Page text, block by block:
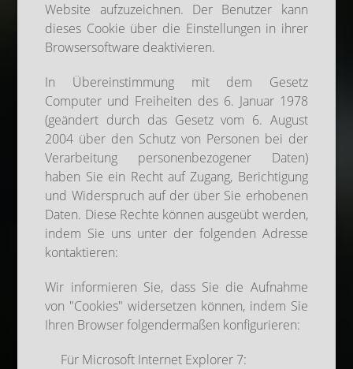
Website aufzuzeichnen. Der Benutzer kann
dieses Cookie über die Einstellungen in ihrer
Browsersoftware deaktivieren.
In Übereinstimmung mit dem Gesetz
Computer und Freiheiten des 6. Januar 1978
(geändert durch das Gesetz vom 6. August
2004 über den Schutz von Personen bei der
Verarbeitung personenbezogener Daten)
haben Sie ein Recht auf Zugang, Berichtigung
und Widerspruch auf der über Sie erhobenen
Daten. Diese Rechte können ausgeübt werden,
indem Sie uns unter der folgenden Adresse
kontaktieren:
Wir informieren Sie, dass Sie die Aufnahme
von "Cookies" widersetzen können, indem Sie
Ihren Browser folgendermaßen konfigurieren:
Für Microsoft Internet Explorer 7: